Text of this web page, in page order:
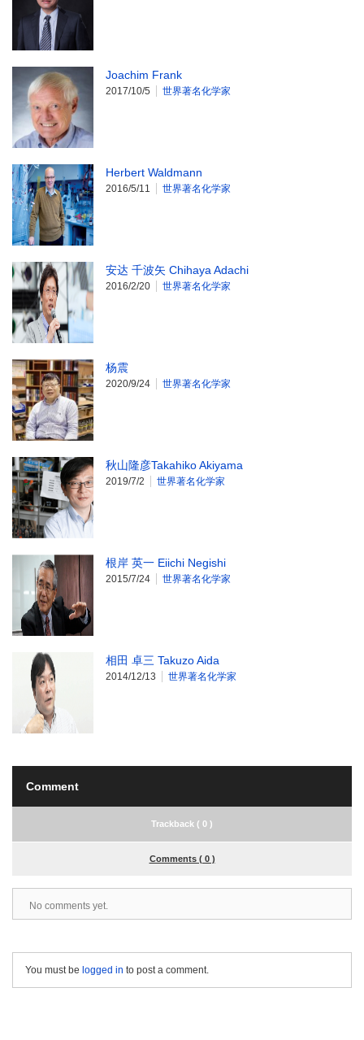
Joachim Frank
2017/10/5 世界著名化学家
Herbert Waldmann
2016/5/11 世界著名化学家
安达 千波矢 Chihaya Adachi
2016/2/20 世界著名化学家
杨震
2020/9/24 世界著名化学家
秋山隆彦Takahiko Akiyama
2019/7/2 世界著名化学家
根岸 英一 Eiichi Negishi
2015/7/24 世界著名化学家
相田 卓三 Takuzo Aida
2014/12/13 世界著名化学家
Comment
Trackback ( 0 )
Comments ( 0 )
No comments yet.
You must be logged in to post a comment.